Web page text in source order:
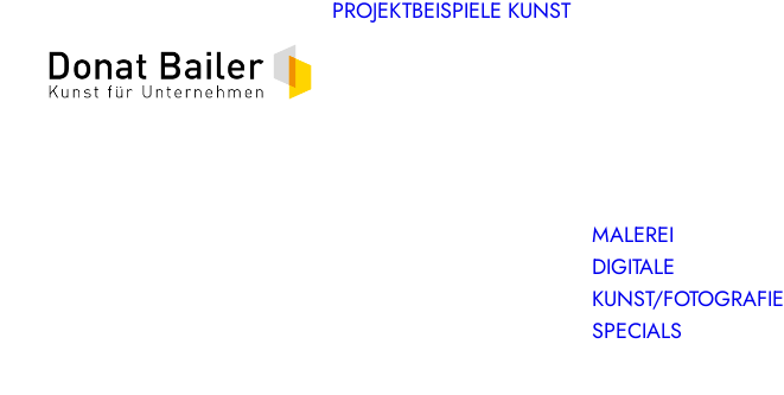
PROJEKTBEISPIELE KUNST
MALEREI
DIGITALE
KUNST/FOTOGRAFIE
SPECIALS